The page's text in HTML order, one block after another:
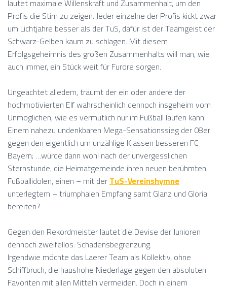
Profis die Stirn zu zeigen. Jeder einzelne der Profis kickt zwar
um Lichtjahre besser als der TuS, dafür ist der Teamgeist der
Schwarz-Gelben kaum zu schlagen. Mit diesem
Erfolgsgeheimnis des großen Zusammenhalts will man, wie
auch immer, ein Stück weit für Furore sorgen.
Ungeachtet alledem, träumt der ein oder andere der
hochmotivierten Elf wahrscheinlich dennoch insgeheim vom
Unmöglichen, wie es vermutlich nur im Fußball laufen kann:
Einem nahezu undenkbaren Mega-Sensationssieg der 08er
gegen den eigentlich um unzählige Klassen besseren FC
Bayern; …würde dann wohl nach der unvergesslichen
Sternstunde, die Heimatgemeinde ihren neuen berühmten
Fußballidolen, einen – mit derTuS-Vereinshymne
unterlegtem – triumphalen Empfang samt Glanz und Gloria
bereiten?
Gegen den Rekordmeister lautet die Devise der Junioren
dennoch zweifellos: Schadensbegrenzung.
Irgendwie möchte das Laerer Team als Kollektiv, ohne
Schiffbruch, die haushohe Niederlage gegen den absoluten
Favoriten mit allen Mitteln vermeiden. Doch in einem